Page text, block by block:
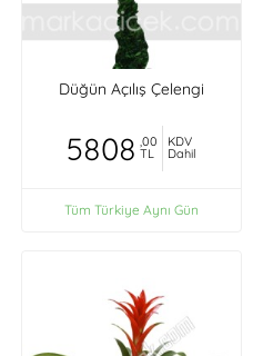
Düğün Açılış Çelengi
5808 ,00
TL
KDV
Dahil
Tüm Türkiye Aynı Gün